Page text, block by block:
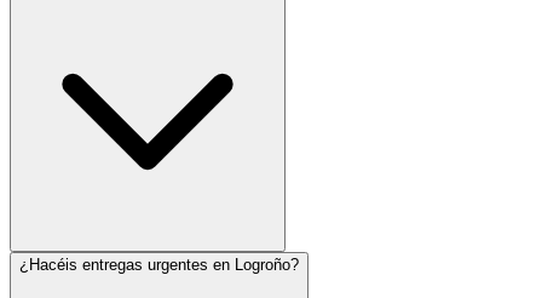
¿Hacéis entregas urgentes en Logroño?